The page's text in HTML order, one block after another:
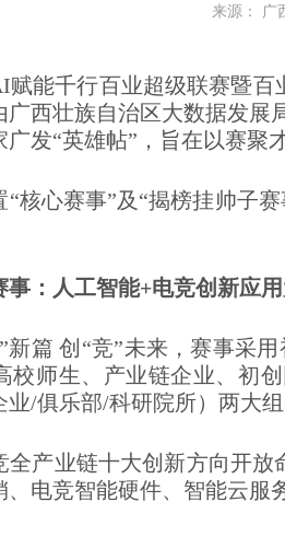
来源： 广
赋能千行百业超级联赛暨百
广西壮族自治区大数据发展
广发“英雄帖”，旨在以赛聚
“核心赛事”及 “揭榜挂帅子赛
： 人工智能+电竞创新应
新篇 创“竞”未来 ，赛事采用
校师生、产业链企业、初
业/俱乐部/科研院所）两大
全产业链十大创新方向开放
、 电竞智能硬件、智能云服